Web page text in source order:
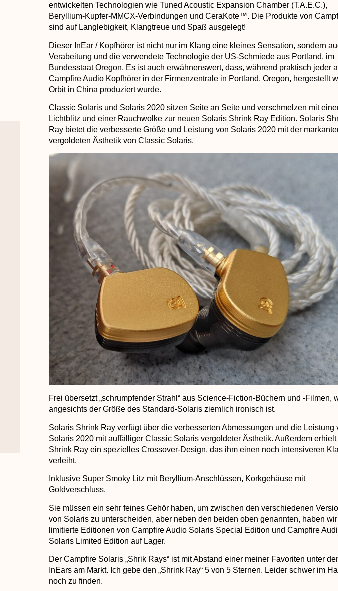
entwickelten Technologien wie Tuned Acoustic Expansion Chamber (T.A.E.C.),
Beryllium-Kupfer-MMCX-Verbindungen und CeraKote™. Die Produkte von
sind auf Langlebigkeit, Klangtreue und Spaß ausgelegt!
Dieser InEar / Kopfhörer ist nicht nur im Klang eine kleines Sensation, sondern
Verabeitung und die verwendete Technologie der US-Schmiede aus Portland, im
Bundesstaat Oregon. Es ist auch erwähnenswert, dass, während praktisch jeder
Campfire Audio Kopfhörer in der Firmenzentrale in Portland, Oregon, hergestellt
Orbit in China produziert wurde.
Classic Solaris und Solaris 2020 sitzen Seite an Seite und verschmelzen mit
Lichtblitz und einer Rauchwolke zur neuen Solaris Shrink Ray Edition. Solaris
Ray bietet die verbesserte Größe und Leistung von Solaris 2020 mit der
vergoldeten Ästhetik von Classic Solaris.
Frei übersetzt „schrumpfender Strahl“ aus Science-Fiction-Büchern und -Filmen,
angesichts der Größe des Standard-Solaris ziemlich ironisch ist.
Solaris Shrink Ray verfügt über die verbesserten Abmessungen und die Leistung
Solaris 2020 mit auffälliger Classic Solaris vergoldeter Ästhetik. Außerdem erhielt
Shrink Ray ein spezielles Crossover-Design, das ihm einen noch intensiveren
verleiht.
Inklusive Super Smoky Litz mit Beryllium-Anschlüssen, Korkgehäuse mit
Goldverschluss.
Sie müssen ein sehr feines Gehör haben, um zwischen den verschiedenen
von Solaris zu unterscheiden, aber neben den beiden oben genannten, haben
limitierte Editionen von Campfire Audio Solaris Special Edition und Campfire
Solaris Limited Edition auf Lager.
Der Campfire Solaris „Shrik Rays“ ist mit Abstand einer meiner Favoriten unter
InEars am Markt. Ich gebe den „Shrink Ray“ 5 von 5 Sternen. Leider schwer im
noch zu finden.